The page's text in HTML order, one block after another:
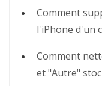
Comment
l'iPhone d'un
Comment
et "Autre"